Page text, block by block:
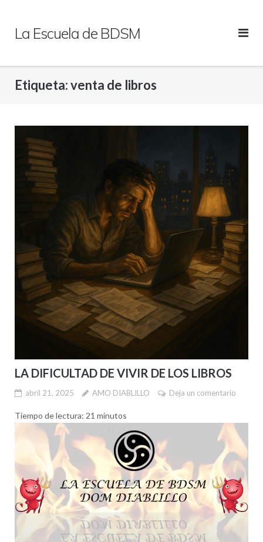
contenido
La Escuela de BDSM
Etiqueta:venta de libros
LA DIFICULTAD DE VIVIR DE LOS LIBROS
abril 21, 2025 AMO DIABLILLO Deja un comentario
Tiempo de lectura: 21 minutos